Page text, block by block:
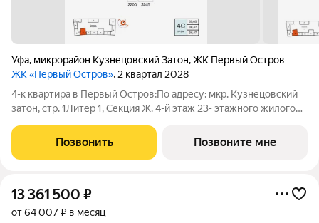
Уфа, микрорайон Кузнецовский Затон,ЖК Первый Остров
ЖК «Первый Остров», 2 квартал 2028
4-к квартира в Первый Остров;По адресу: мкр. Кузнецовский
затон, стр. 1Литер 1, Секция Ж. 4-й этаж 23- этажного жилого
ГК "Первый Трест".Срок окончания строительства: 4 квартал
2028
Позвонить Позвоните мне
13 361 500 ₽
от 64 007 ₽ в месяц